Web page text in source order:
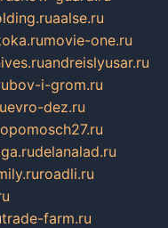
aalse.ru
movie-one.ru
andreislyusar.ru
i-grom.ru
evro-dez.ru
delanalad.ru
roadli.ru
trade-farm.ru